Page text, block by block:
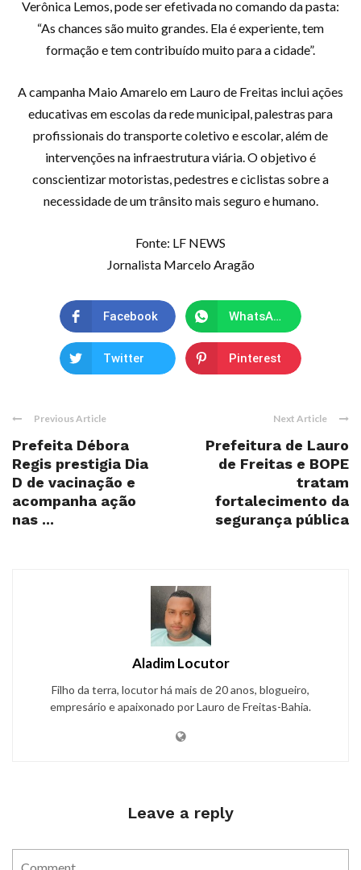
Verônica Lemos, pode ser efetivada no comando da pasta:
“As chances são muito grandes. Ela é experiente, tem
formação e tem contribuído muito para a cidade”.
A campanha Maio Amarelo em Lauro de Freitas inclui ações
educativas em escolas da rede municipal, palestras para
profissionais do transporte coletivo e escolar, além de
intervenções na infraestrutura viária. O objetivo é
conscientizar motoristas, pedestres e ciclistas sobre a
necessidade de um trânsito mais seguro e humano.
Fonte: LF NEWS
Jornalista Marcelo Aragão
Facebook WhatsApp
Twitter Pinterest
Previous Article
Prefeita Débora
Regis prestigia Dia
D de vacinação e
acompanha ação
nas ...
Next Article
Prefeitura de Lauro
de Freitas e BOPE
tratam
fortalecimento da
segurança pública
Aladim Locutor
Filho da terra, locutor há mais de 20 anos, blogueiro,
empresário e apaixonado por Lauro de Freitas-Bahia.
Leave a reply